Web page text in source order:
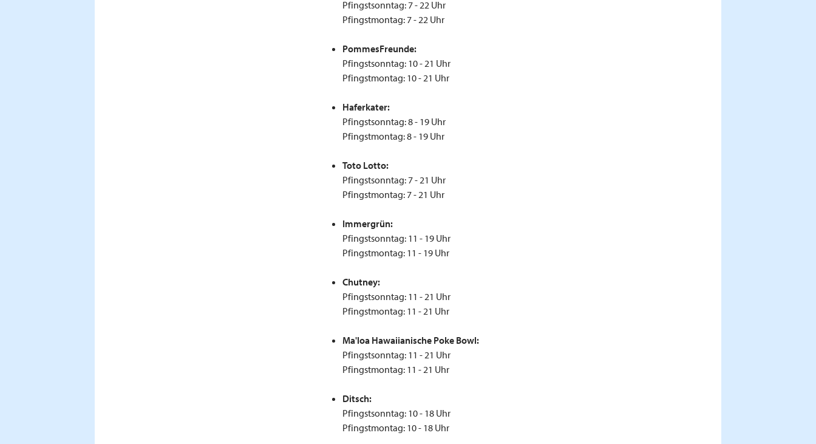
Pfingstsonntag: 7 - 22 Uhr
Pfingstmontag: 7 - 22 Uhr
PommesFreunde:
Pfingstsonntag: 10 - 21 Uhr
Pfingstmontag: 10 - 21 Uhr
Haferkater:
Pfingstsonntag: 8 - 19 Uhr
Pfingstmontag: 8 - 19 Uhr
Toto Lotto:
Pfingstsonntag: 7 - 21 Uhr
Pfingstmontag: 7 - 21 Uhr
Immergrün:
Pfingstsonntag: 11 - 19 Uhr
Pfingstmontag: 11 - 19 Uhr
Chutney:
Pfingstsonntag: 11 - 21 Uhr
Pfingstmontag: 11 - 21 Uhr
Ma'loa Hawaiianische Poke Bowl:
Pfingstsonntag: 11 - 21 Uhr
Pfingstmontag: 11 - 21 Uhr
Ditsch:
Pfingstsonntag: 10 - 18 Uhr
Pfingstmontag: 10 - 18 Uhr